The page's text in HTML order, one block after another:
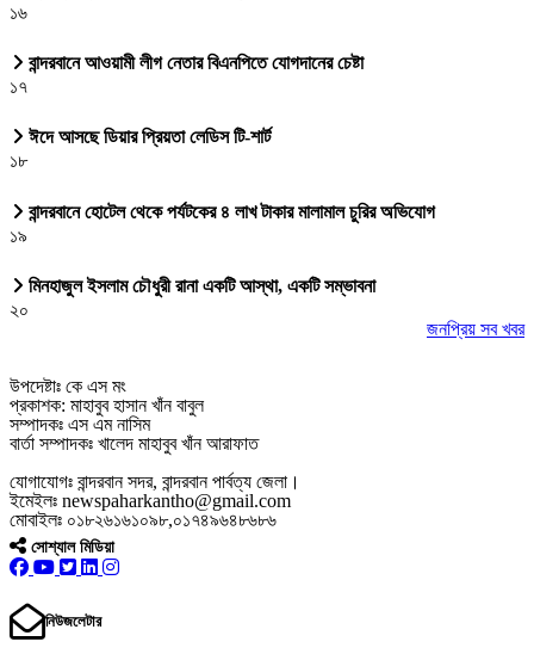
১৬
বান্দরবানে আওয়ামী লীগ নেতার বিএনপিতে যোগদানের চেষ্টা
১৭
ঈদে আসছে ডিয়ার প্রিয়তা লেডিস টি-শার্ট
১৮
বান্দরবানে হোটেল থেকে পর্যটকের ৪ লাখ টাকার মালামাল চুরির অভিযোগ
১৯
মিনহাজুল ইসলাম চৌধুরী রানা একটি আস্থা, একটি সম্ভাবনা
২০
জনপ্রিয় সব খবর
উপদেষ্টাঃ কে এস মং
প্রকাশক: মাহাবুব হাসান খাঁন বাবুল
সম্পাদকঃ এস এম নাসিম
বার্তা সম্পাদকঃ খালেদ মাহাবুব খাঁন আরাফাত
যোগাযোগঃ বান্দরবান সদর, বান্দরবান পার্বত্য জেলা।
ইমেইলঃ newspaharkantho@gmail.com
মোবাইলঃ ০১৮২৬১৬১০৯৮,০১৭৪৯৬৪৮৬৮৬
সোশ্যাল মিডিয়া
নিউজলেটার